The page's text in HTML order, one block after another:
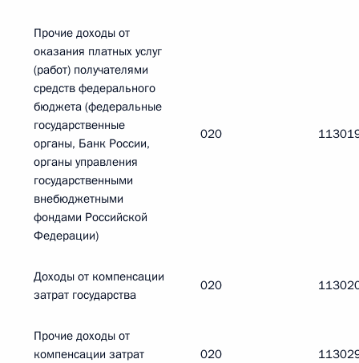
Прочие доходы от
оказания платных услуг
(работ) получателями
средств федерального
бюджета (федеральные
государственные
органы, Банк России,
органы управления
государственными
внебюджетными
фондами Российской
Федерации)
020
Доходы от компенсации
затрат государства
020
Прочие доходы от
компенсации затрат
020